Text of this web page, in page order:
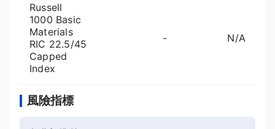
Russell
1000 Basic
Materials
RIC 22.5/45
Capped
Index
- N/A
風險指標